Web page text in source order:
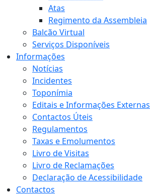
Atas
Regimento da Assembleia
Balcão Virtual
Serviços Disponíveis
Informações
Notícias
Incidentes
Toponímia
Editais e Informações Externas
Contactos Úteis
Regulamentos
Taxas e Emolumentos
Livro de Visitas
Livro de Reclamações
Declaração de Acessibilidade
Contactos